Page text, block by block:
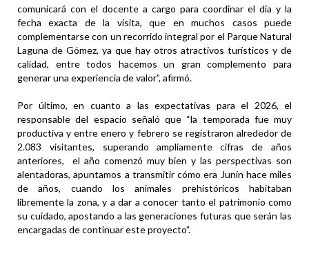
comunicará con el docente a cargo para coordinar el día y la
fecha exacta de la visita, que en muchos casos puede
complementarse con un recorrido integral por el Parque Natural
Laguna de Gómez, ya que hay otros atractivos turísticos y de
calidad, entre todos hacemos un gran complemento para
generar una experiencia de valor”, afirmó.
Por último, en cuanto a las expectativas para el 2026, el
responsable del espacio señaló que “la temporada fue muy
productiva y entre enero y febrero se registraron alrededor de
2.083 visitantes, superando ampliamente cifras de años
anteriores, el año comenzó muy bien y las perspectivas son
alentadoras, apuntamos a transmitir cómo era Junín hace miles
de años, cuando los animales prehistóricos habitaban
libremente la zona, y a dar a conocer tanto el patrimonio como
su cuidado, apostando a las generaciones futuras que serán las
encargadas de continuar este proyecto”.